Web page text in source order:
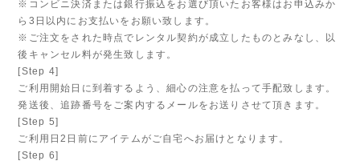
※コンビニ決済または銀行振込をお選び頂いたお客様はお申込みか
ら3日以内にお支払いをお願い致します。
※ご注文をされた時点でレンタル契約が成立したものとみなし、以
後キャンセル料が発生致します。
[Step 4]
ご利用開始日に到着するよう、細心の注意を払って手配致します。
発送後、追跡番号をご案内するメールをお送りさせて頂きます。
[Step 5]
ご利用日2日前にアイテムがご自宅へお届けとなります。
[Step 6]